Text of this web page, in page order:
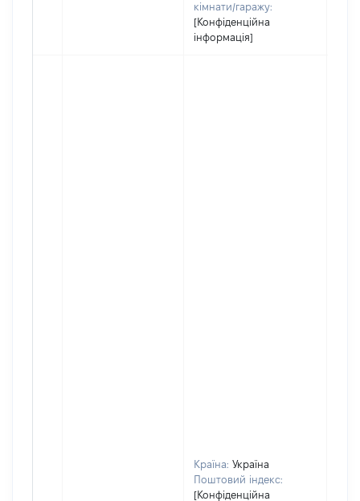
кімнати/гаражу:
[Конфіденційна
інформація]
Країна: Україна
Поштовий індекс:
[Конфіденційна